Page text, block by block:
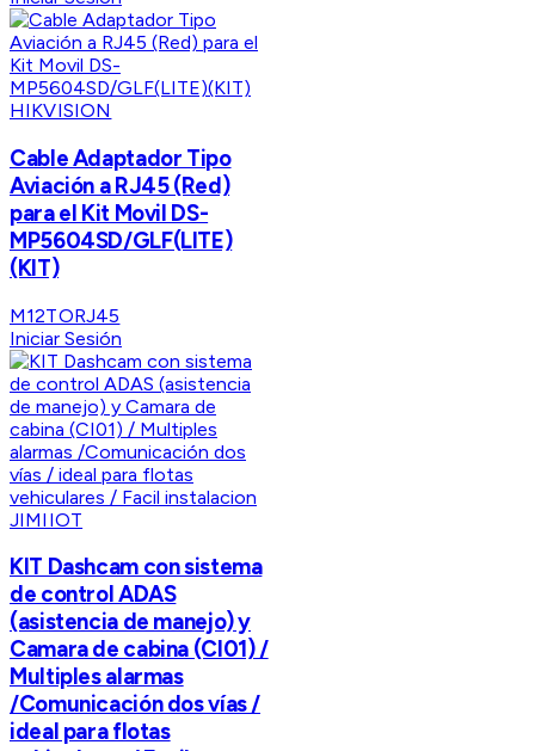
HIKVISION
Cable Adaptador Tipo
Aviación a RJ45 (Red)
para el Kit Movil DS-
MP5604SD/GLF(LITE)
(KIT)
M12TORJ45
Iniciar Sesión
JIMIIOT
KIT Dashcam con sistema
de control ADAS
(asistencia de manejo) y
Camara de cabina (CI01) /
Multiples alarmas
/Comunicación dos vías /
ideal para flotas